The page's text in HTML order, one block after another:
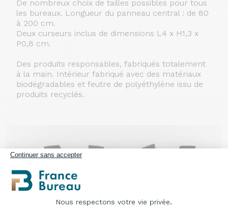
Continuer sans accepter
Nous respectons votre vie privée.
De nombreux choix de tailles possibles pour tous
les bureaux. Longueur du panneau central : de 80
à 200 cm.
Deux curseurs inclus de dimensions L4 x H1,3 x
P0,8 cm.
Des produits responsables, fabriqués totalement
à la main. Intérieur fabriqué avec des matériaux
biodégradables et feutre de polyéthylène issu de
produits recyclés.